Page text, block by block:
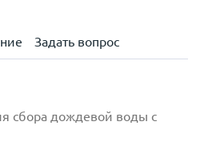
Задать вопрос
сбора дождевой воды с